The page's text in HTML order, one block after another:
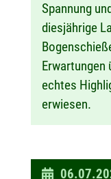
Spannung
diesjährige
echtes
erwiesen.
D